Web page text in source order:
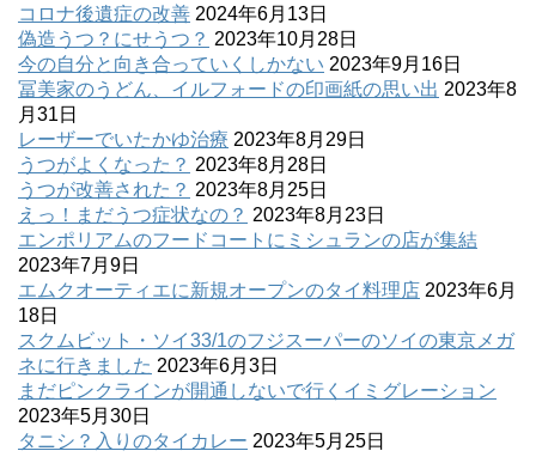
コロナ後遺症の改善 2024年6月13日
偽造うつ？にせうつ？ 2023年10月28日
今の自分と向き合っていくしかない 2023年9月16日
冨美家のうどん、イルフォードの印画紙の思い出 2023年8
月31日
レーザーでいたかゆ治療 2023年8月29日
うつがよくなった？ 2023年8月28日
うつが改善された？ 2023年8月25日
えっ！まだうつ症状なの？ 2023年8月23日
エンポリアムのフードコートにミシュランの店が集結
2023年7月9日
エムクオーティエに新規オープンのタイ料理店 2023年6月
18日
スクムビット・ソイ33/1のフジスーパーのソイの東京メガ
ネに行きました 2023年6月3日
まだピンクラインが開通しないで行くイミグレーション
2023年5月30日
タニシ？入りのタイカレー 2023年5月25日